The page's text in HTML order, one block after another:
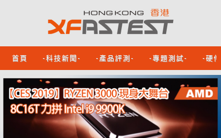
首頁 -科技新聞- -產品評測- -專題測試- -硬